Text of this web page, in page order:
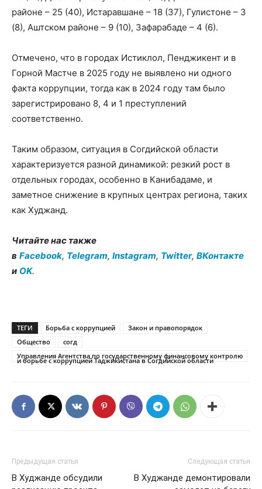
районе – 25 (40), Истаравшане – 18 (37), Гулистоне – 3
(8), Аштском районе – 9 (10), Зафарабаде – 4 (6).
Отмечено, что в городах Истиклол, Пенджикент и в
Горной Мастче в 2025 году не выявлено ни одного
факта коррупции, тогда как в 2024 году там было
зарегистрировано 8, 4 и 1 преступлений
соответственно.
Таким образом, ситуация в Согдийской области
характеризуется разной динамикой: резкий рост в
отдельных городах, особенно в Канибадаме, и
заметное снижение в крупных центрах региона, таких
как Худжанд.
Читайте нас также
в Facebook, Telegram, Instagram, Twitter, ВКонтакте
и OK.
ТЕГИ Борьба с коррупцией
Закон и правопорядок
Общество
согд
Управления Агентства по государственному финансовому контролю
и борьбе с коррупцией Таджикистана в Согдийской области
Предыдущая статья
В Худжанде обсудили
Следующая статья
В Худжанде демонтировали